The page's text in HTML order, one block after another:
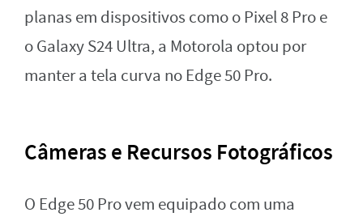
planas em dispositivos como o Pixel 8 Pro e
o Galaxy S24 Ultra, a Motorola optou por
manter a tela curva no Edge 50 Pro.
Câmeras e Recursos Fotográficos
O Edge 50 Pro vem equipado com uma